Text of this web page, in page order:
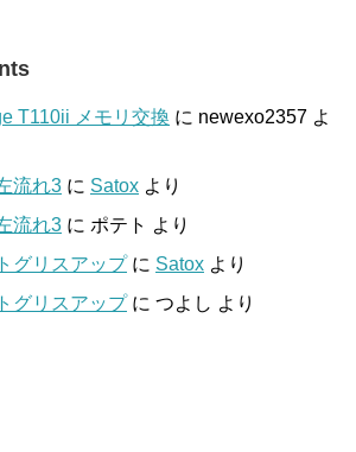
T110ii メモリ交換 に newexo2357 よ
流れ3 に Satox より
流れ3 に ポテト より
グリスアップに Satox より
グリスアップに つよし より